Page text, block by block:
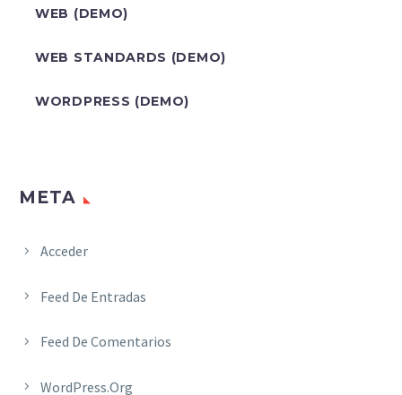
WEB (DEMO)
WEB STANDARDS (DEMO)
WORDPRESS (DEMO)
META
Acceder
Feed De Entradas
Feed De Comentarios
WordPress.org